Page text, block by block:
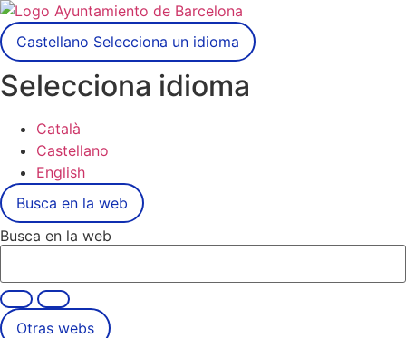
Castellano Selecciona un idioma
Selecciona idioma
Català
Castellano
English
Busca en la web
Busca en la web
Otras webs